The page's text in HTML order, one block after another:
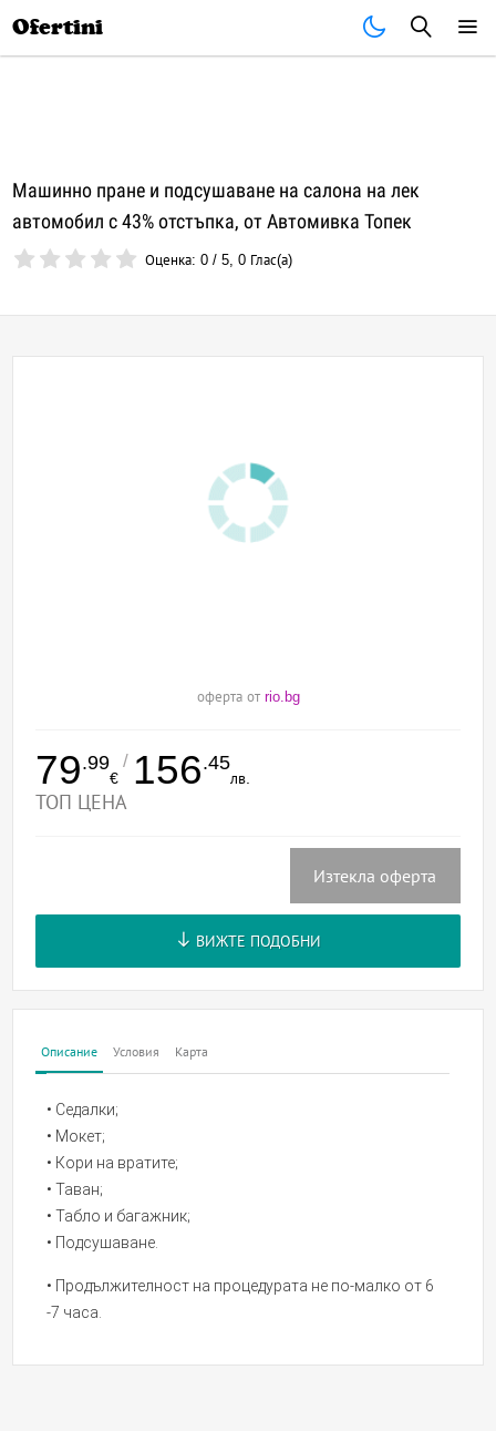
Ofertini
Машинно пране и подсушаване на салона на лек
автомобил с 43% отстъпка, от Автомивка Топек
Оценка:0 /5,0 Глас(а)
оферта от rio.bg
79.99
€
/ 156.45
лв.
ТОП ЦЕНА
Изтекла оферта
ВИЖТЕ ПОДОБНИ
Описание Условия Карта
• Седалки;
• Мокет;
• Кори на вратите;
• Таван;
• Табло и багажник;
• Подсушаване.
• Продължителност на процедурата не по-малко от 6
-7 часа.